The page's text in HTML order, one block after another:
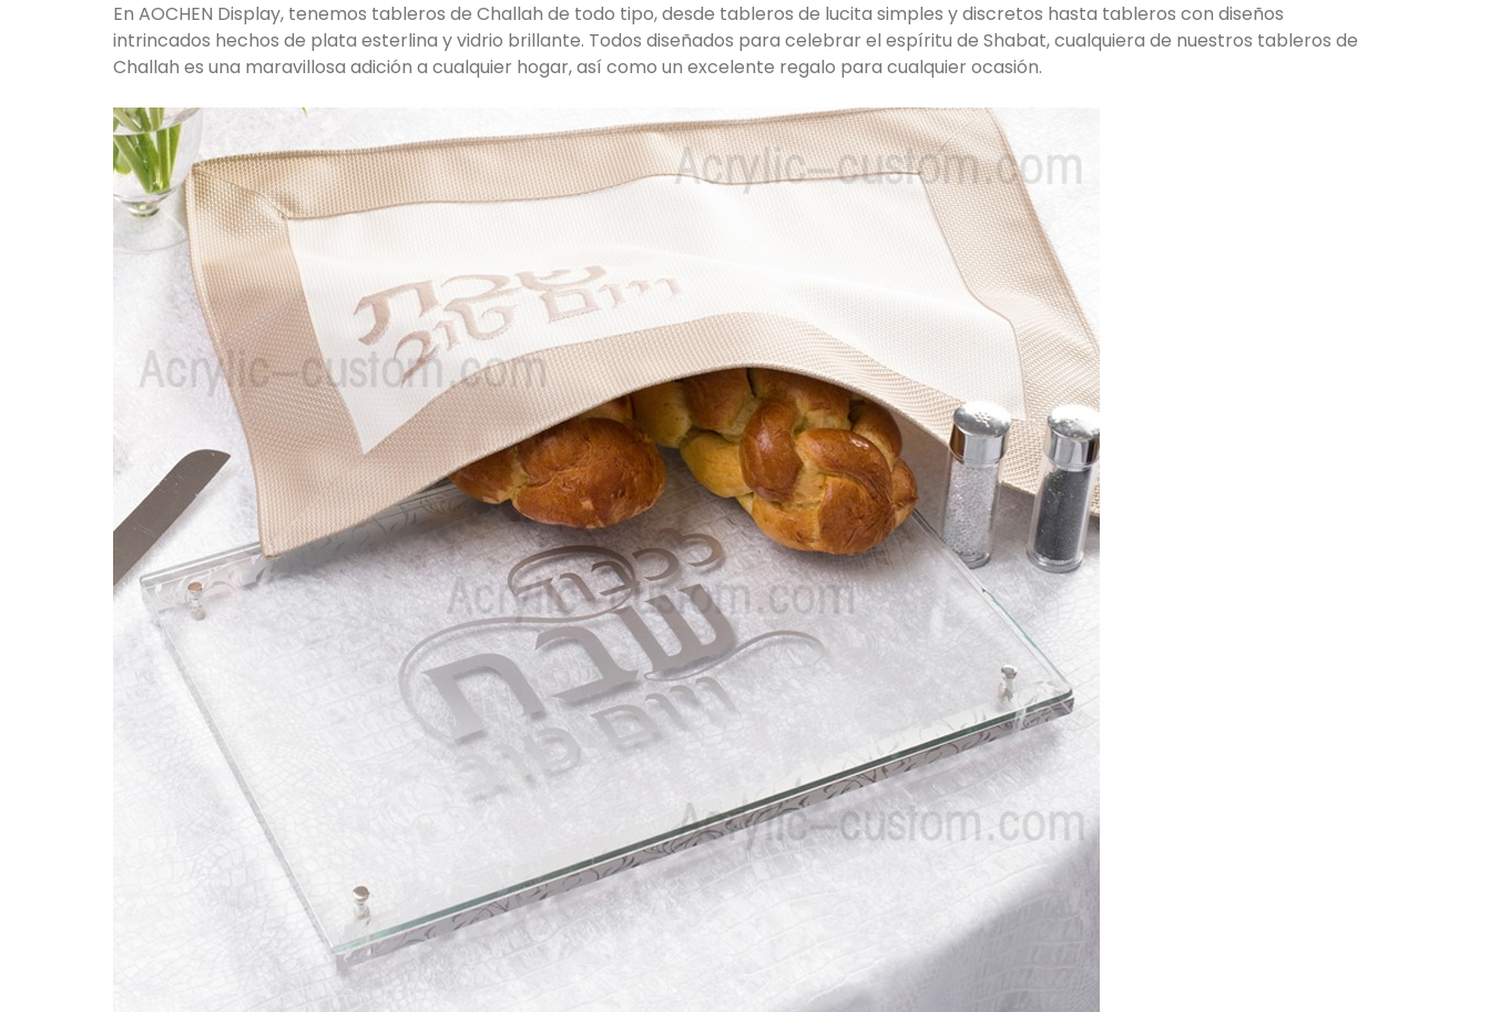
En AOCHEN Display, tenemos tableros de Challah de todo tipo, desde tableros de lucita simples y discretos hasta tableros con diseños
intrincados hechos de plata esterlina y vidrio brillante. Todos diseñados para celebrar el espíritu de Shabat, cualquiera de nuestros tableros de
Challah es una maravillosa adición a cualquier hogar, así como un excelente regalo para cualquier ocasión.